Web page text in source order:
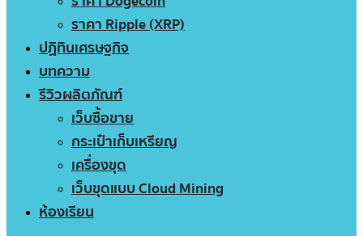
ราคา Ripple (XRP)
ปฏิทินเศรษฐกิจ
บทความ
รีวิวผลิตภัณฑ์
เว็บซื้อขาย
กระเป๋าเก็บเหรียญ
เครื่องขุด
เว็บขุดแบบ Cloud Mining
ห้องเรียน